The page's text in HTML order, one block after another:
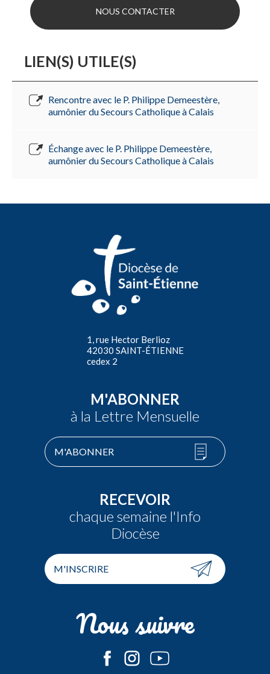
NOUS CONTACTER
LIEN(S) UTILE(S)
Rencontre avec le P. Philippe Demeestère,
aumônier du Secours Catholique à Calais
Échange avec le P. Philippe Demeestère,
aumônier du Secours Catholique à Calais
1, rue Hector Berlioz
42030 SAINT-ÉTIENNE
cedex 2
M'ABONNER
à la Lettre Mensuelle
M'ABONNER
RECEVOIR
chaque semaine l'Info
Diocèse
M'INSCRIRE
Nous suivre